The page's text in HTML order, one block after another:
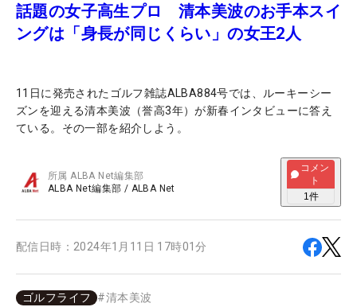
話題の女子高生プロ 清本美波のお手本スイ
ングは「身長が同じくらい」の女王2人
11日に発売されたゴルフ雑誌ALBA884号では、ルーキーシー
ズンを迎える清本美波（誉高3年）が新春インタビューに答え
ている。その一部を紹介しよう。
所属ALBA Net編集部
ALBA Net編集部 / ALBA Net
コメン
ト
1件
配信日時： 2024年1月11日 17時01分
ゴルフライフ #清本美波